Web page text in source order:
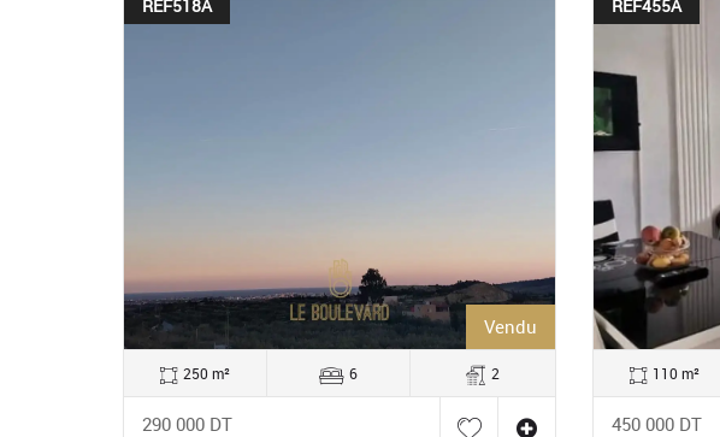
REF518A
Vendu
250 m² 6 2
290 000 DT
REF455A
110 m²
450 000 DT